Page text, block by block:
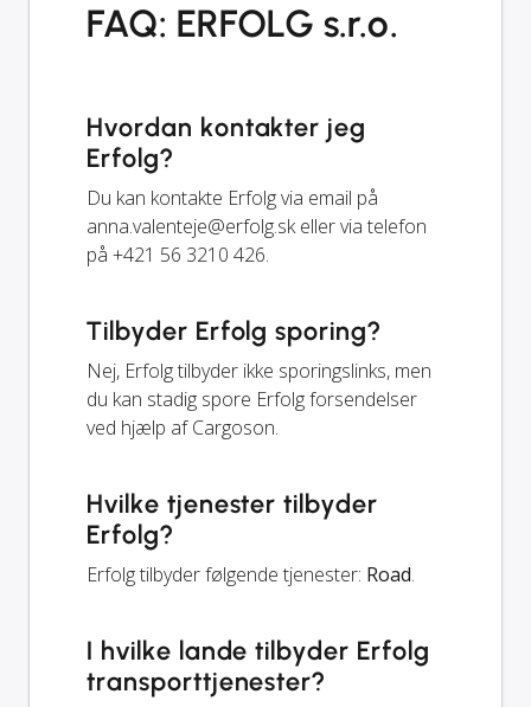
FAQ: ERFOLG s.r.o.
Hvordan kontakter jeg
Erfolg?
Du kan kontakte Erfolg via email på
anna.valenteje@erfolg.skeller via telefon
på +421 56 3210 426.
Tilbyder Erfolg sporing?
Nej, Erfolg tilbyder ikke sporingslinks, men
du kan stadig spore Erfolg forsendelser
ved hjælp af Cargoson.
Hvilke tjenester tilbyder
Erfolg?
Erfolg tilbyder følgende tjenester: Road.
I hvilke lande tilbyder Erfolg
transporttjenester?